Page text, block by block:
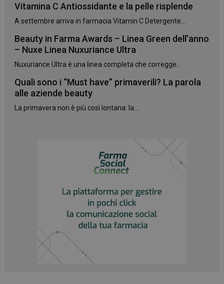
Vitamina C Antiossidante e la pelle risplende
A settembre arriva in farmacia Vitamin C Detergente...
Beauty in Farma Awards – Linea Green dell’anno
– Nuxe Linea Nuxuriance Ultra
Nuxuriance Ultra è una linea completa che corregge...
Quali sono i “Must have” primaverili? La parola
alle aziende beauty
La primavera non è più così lontana: la...